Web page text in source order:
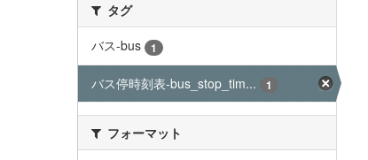
タグ
バス-bus
1
バス停時刻表-bus_stop_tim... 1
フォーマット